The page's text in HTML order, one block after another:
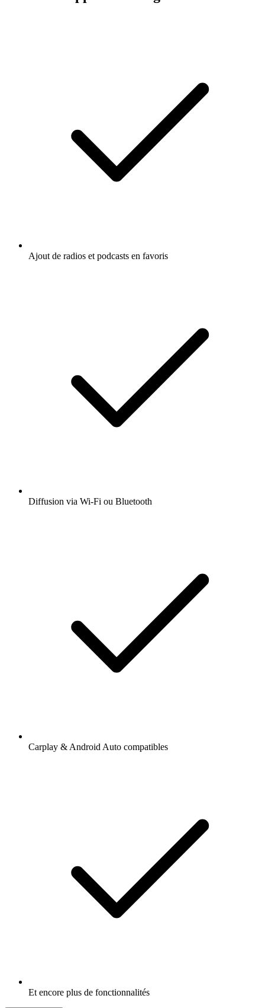
Ajout de radios et podcasts en favoris
Diffusion via Wi-Fi ou Bluetooth
Carplay & Android Auto compatibles
Et encore plus de fonctionnalités